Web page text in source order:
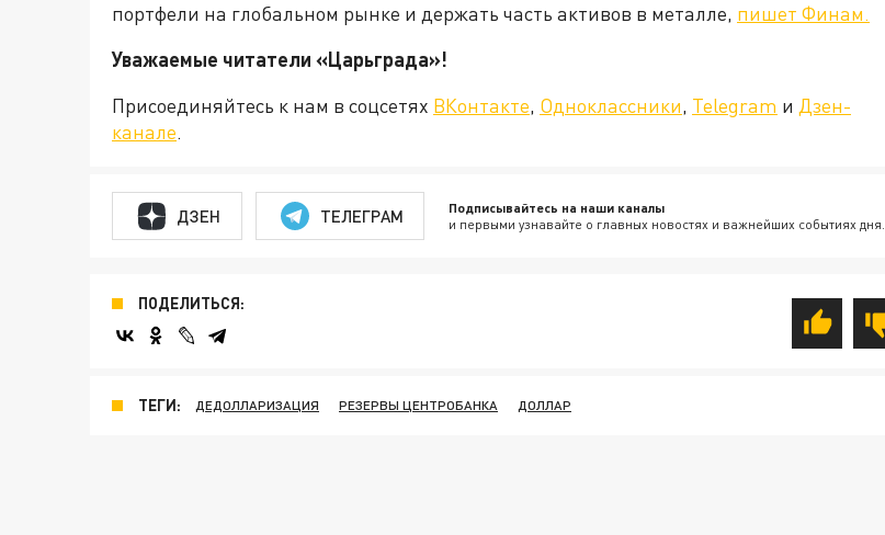
портфели на глобальном рынке и держать часть активов в металле, пишет Финам.
Уважаемые читатели «Царьграда»!
Присоединяйтесь к нам в соцсетях ВКонтакте, Одноклассники, Telegram и Дзен-
канале.
ДЗЕН ТЕЛЕГРАМ Подписывайтесь на наши каналы
и первыми узнавайте о главных новостях и важнейших событиях дня.
ПОДЕЛИТЬСЯ:
ТЕГИ: ДЕДОЛЛАРИЗАЦИЯ РЕЗЕРВЫ ЦЕНТРОБАНКА ДОЛЛАР